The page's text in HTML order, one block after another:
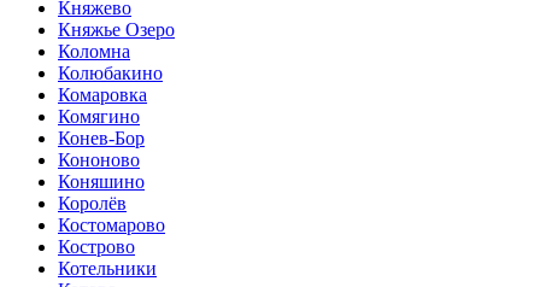
Княжево
Княжье Озеро
Коломна
Колюбакино
Комаровка
Комягино
Конев-Бор
Кононово
Коняшино
Королёв
Костомарово
Кострово
Котельники